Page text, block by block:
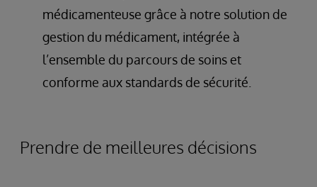
médicamenteuse grâce à notre solution de
gestion du médicament, intégrée à
l’ensemble du parcours de soins et
conforme aux standards de sécurité.
Prendre de meilleures décisions